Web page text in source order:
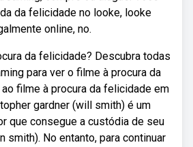
da felicidade no looke, looke
online, no.
da felicidade? Descubra todas
para ver o filme à procura da
filme à procura da felicidade em
gardner (will smith) é um
que consegue a custódia de seu
smith). No entanto, para continuar